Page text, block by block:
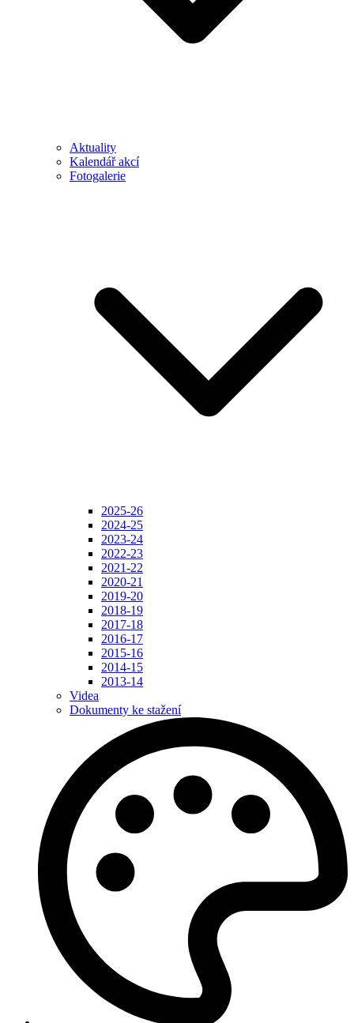
Aktuality
Kalendář akcí
Fotogalerie
2025-26
2024-25
2023-24
2022-23
2021-22
2020-21
2019-20
2018-19
2017-18
2016-17
2015-16
2014-15
2013-14
Videa
Dokumenty ke stažení